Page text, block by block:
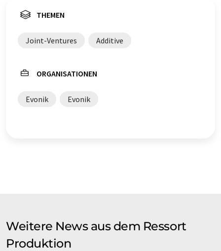
THEMEN
Joint-Ventures Additive
ORGANISATIONEN
Evonik Evonik
Weitere News aus dem Ressort
Produktion